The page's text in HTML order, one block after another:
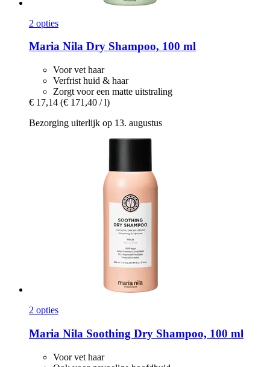
2 opties
Maria Nila Dry Shampoo, 100 ml
Voor vet haar
Verfrist huid & haar
Zorgt voor een matte uitstraling
€ 17,14 (€ 171,40 / l)
Bezorging uiterlijk op 13. augustus
2 opties
Maria Nila Soothing Dry Shampoo, 100 ml
Voor vet haar